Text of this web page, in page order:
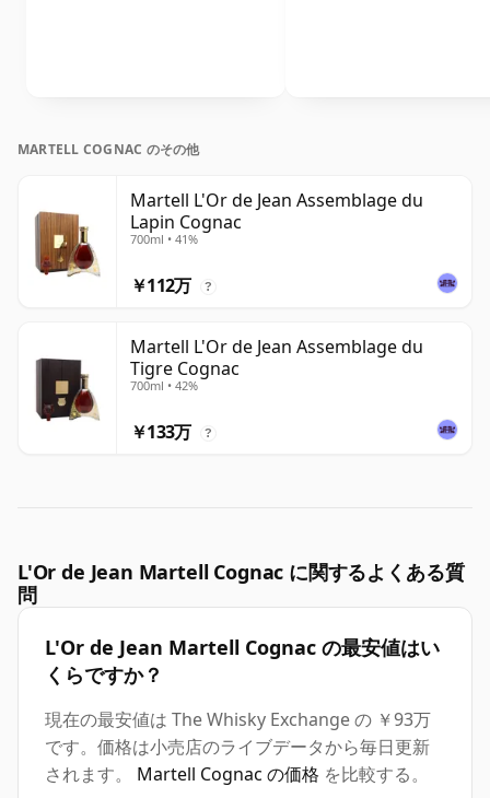
MARTELL COGNAC のその他
Martell L'Or de Jean Assemblage du
Lapin Cognac
700ml • 41%
￥112万 ?
Martell L'Or de Jean Assemblage du
Tigre Cognac
700ml • 42%
￥133万 ?
L'Or de Jean Martell Cognac に関するよくある質
問
L'Or de Jean Martell Cognac の最安値はい
くらですか？
現在の最安値は The Whisky Exchange の ￥93万
です。価格は小売店のライブデータから毎日更新
されます。 Martell Cognac の価格 を比較する。